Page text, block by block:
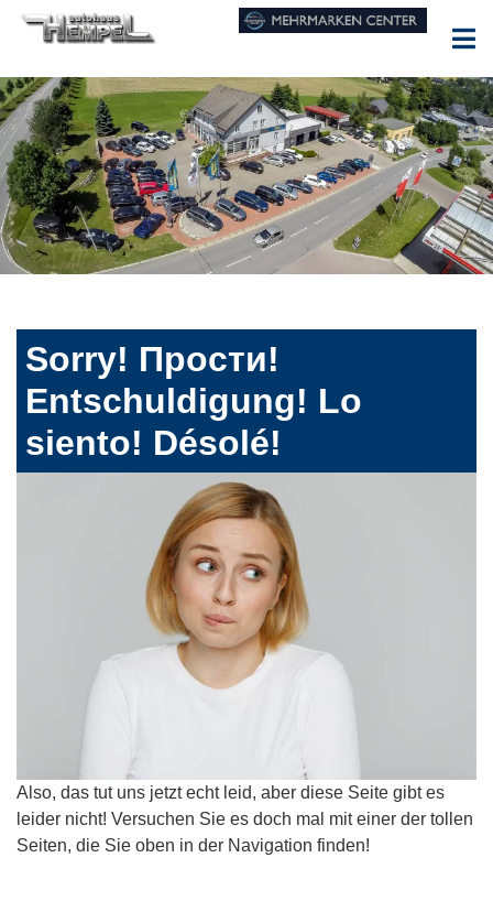
Sorry! Прости!
Entschuldigung! Lo
siento! Désolé!
Also, das tut uns jetzt echt leid, aber diese Seite gibt es
leider nicht! Versuchen Sie es doch mal mit einer der tollen
Seiten, die Sie oben in der Navigation finden!